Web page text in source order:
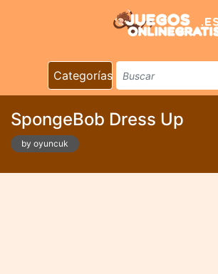
Categorías
SpongeBob Dress Up
by oyuncuk